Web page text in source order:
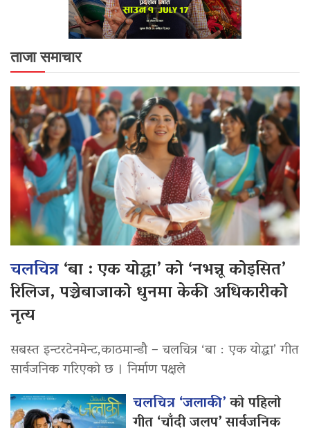
ताजा समाचार
चलचित्र‘बा : एक योद्धा’ को ‘नभन्नू कोइसित’
रिलिज, पञ्चेबाजाको धुनमा केकी अधिकारीको
नृत्य
सबस्त इन्टरटेनमेन्ट,काठमान्डौ – चलचित्र ‘बा : एक योद्धा’ गीत
सार्वजनिक गरिएको छ । निर्माण पक्षले
चलचित्र ‘जलाकी’को पहिलो